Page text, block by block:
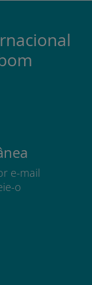
e-mail
o